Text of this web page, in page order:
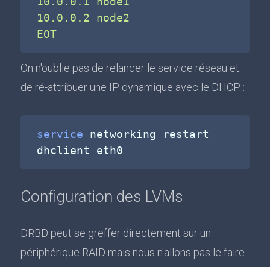
10.0.0.2 node2
EOT
On n'oublie pas de relancer le service réseau et
de ré-attribuer une IP dynamique avec le DHCP :
service networking restart
Configuration des LVMs
DRBD peut se greffer directement sur un
périphérique RAID mais nous n'allons pas le faire